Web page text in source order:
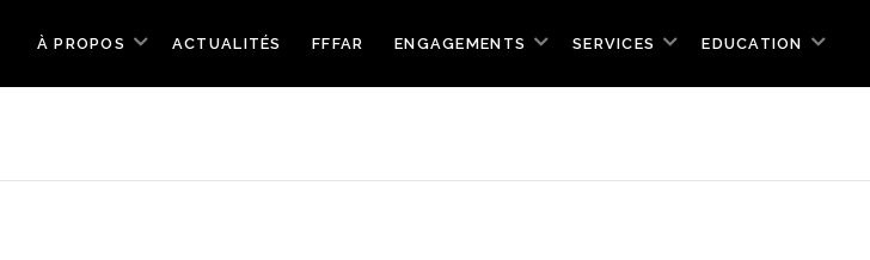
À PROPOS ACTUALITÉS FFFAR ENGAGEMENTS SERVICES EDUCATION